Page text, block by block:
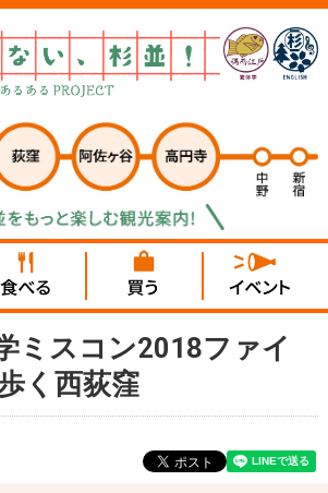
ミスコン2018ファイ
く西荻窪